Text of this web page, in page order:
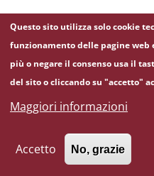
Questo sito utilizza solo cookie
funzionamento delle pagine web
più o negare il consenso usa il
del sito o cliccando su "accetto"
Maggiori informazioni
Accetto No, grazie